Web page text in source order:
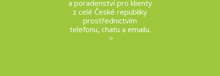
a poradenství pro klienty
z celé České republiky
prostřednictvím
telefonu, chatu a emailu.
>